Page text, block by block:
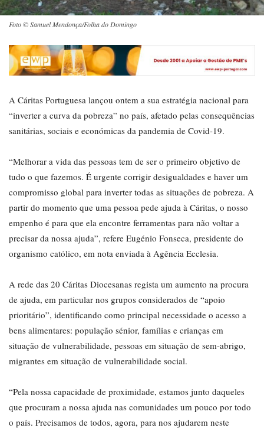
Foto © Samuel Mendonça/Folha do Domingo
A Cáritas Portuguesa lançou ontem a sua estratégia nacional para
“inverter a curva da pobreza” no país, afetado pelas consequências
sanitárias, sociais e económicas da pandemia de Covid-19.
“Melhorar a vida das pessoas tem de ser o primeiro objetivo de
tudo o que fazemos. É urgente corrigir desigualdades e haver um
compromisso global para inverter todas as situações de pobreza. A
partir do momento que uma pessoa pede ajuda à Cáritas, o nosso
empenho é para que ela encontre ferramentas para não voltar a
precisar da nossa ajuda”, refere Eugénio Fonseca, presidente do
organismo católico, em nota enviada à Agência Ecclesia.
A rede das 20 Cáritas Diocesanas regista um aumento na procura
de ajuda, em particular nos grupos considerados de “apoio
prioritário”, identificando como principal necessidade o acesso a
bens alimentares: população sénior, famílias e crianças em
situação de vulnerabilidade, pessoas em situação de sem-abrigo,
migrantes em situação de vulnerabilidade social.
“Pela nossa capacidade de proximidade, estamos junto daqueles
que procuram a nossa ajuda nas comunidades um pouco por todo
o país. Precisamos de todos, agora, para nos ajudarem neste